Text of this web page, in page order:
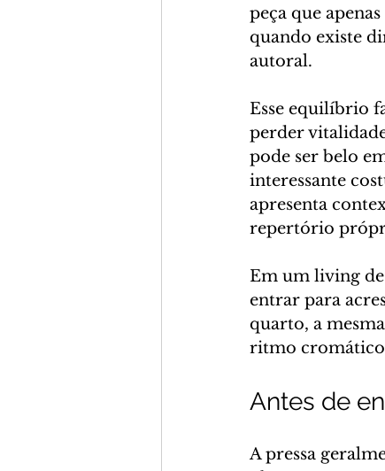
peça que
quando existe
autoral.
Esse equilíbrio
perder
pode ser belo
interessante
apresenta
repertório
Em um living
entrar para
quarto, a
ritmo
Antes de
A pressa